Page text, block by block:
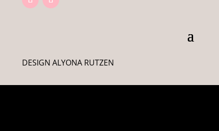
DESIGN ALYONA RUTZEN